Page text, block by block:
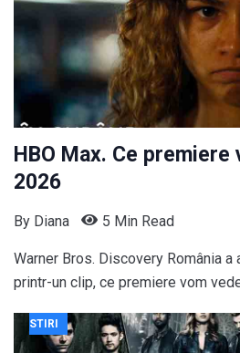
HBO Max. Ce premiere
2026
By Diana 5 Min Read
Warner Bros. Discovery România a
printr-un clip, ce premiere vom
STIRI